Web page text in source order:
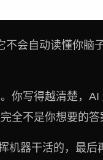
会自动读懂你脑
你写得越清楚，AI
全不是你想要的答
机器干活的，最后